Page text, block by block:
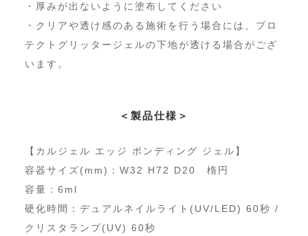
・厚みが出ないように塗布してください
・クリアや透け感のある施術を行う場合には、プロ
テクトグリッタージェルの下地が透ける場合がござ
います。
＜製品仕様＞
【カルジェル エッジ ボンディング ジェル】
容器サイズ(mm)：W32 H72 D20 楕円
容量：6ml
硬化時間：デュアルネイルライト(UV/LED) 60秒 /
クリスタランプ(UV) 60秒